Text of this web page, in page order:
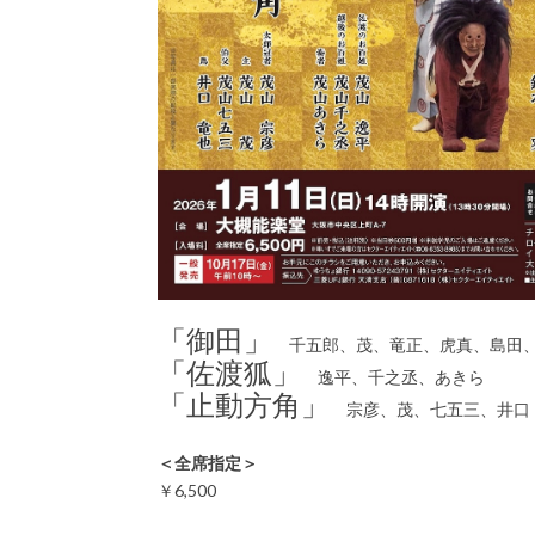
「御田」 千五郎、茂、竜正、虎真、島田
「佐渡狐」 逸平、千之丞、あきら
「止動方角」 宗彦、茂、七五三、井口
＜全席指定＞
￥6,500